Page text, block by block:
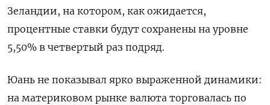
Зеландии, на котором, как ожидается,
процентные ставки будут сохранены на уровне
5,50% в четвертый раз подряд.
Юань не показывал ярко выраженной динамики:
на материковом рынке валюта торговалась по